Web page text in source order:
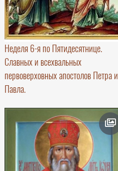
Неделя 6-я по Пятидесятнице.
Славных и всехвальных
первоверховных апостолов Петра и
Павла.